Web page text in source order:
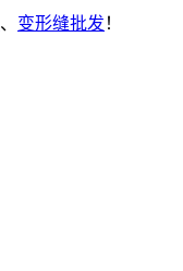
、 变形缝批发 ！